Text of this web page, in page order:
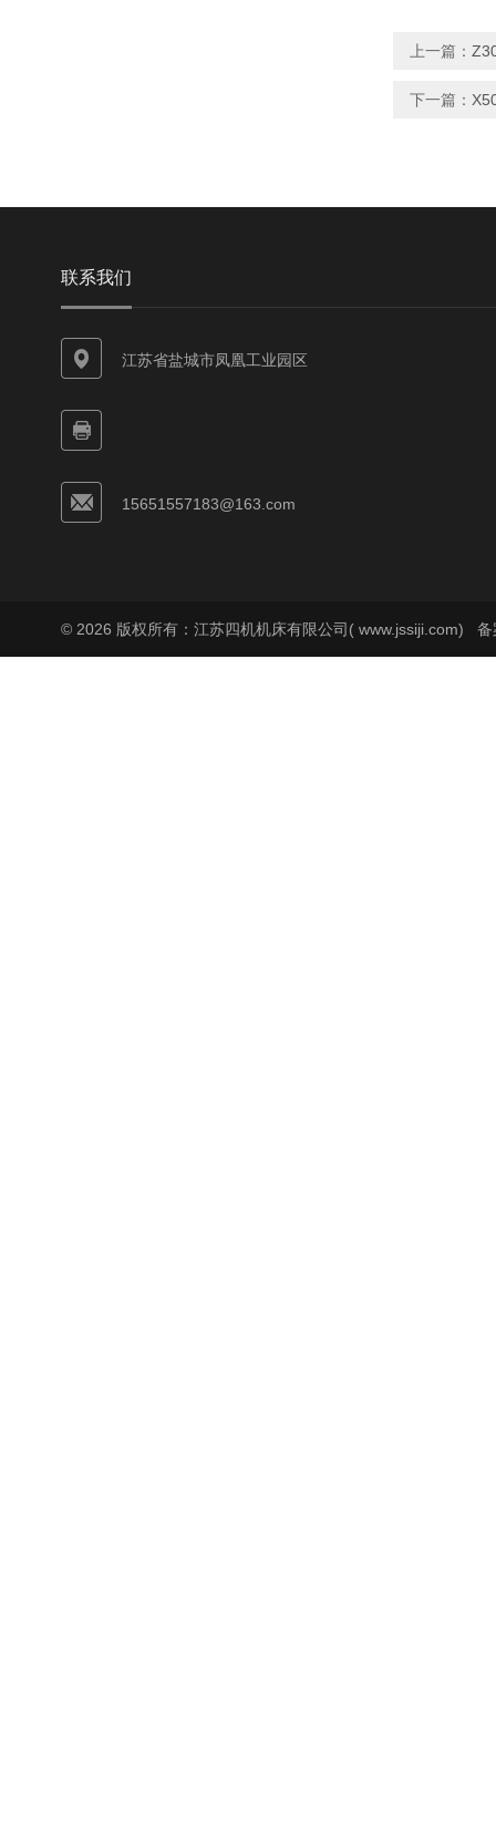
上一篇：
下一篇：
联系我们
江苏省盐城市凤凰工业园区
15651557183@163.com
© 2026 版权所有：江苏四机机床有限公司( www.jssiji.com) 备